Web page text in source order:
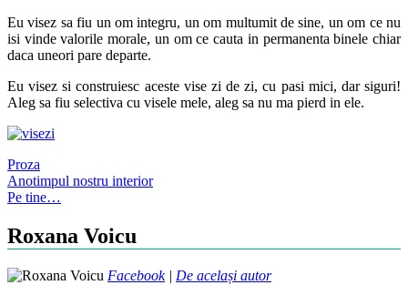
Eu visez sa fiu un om integru, un om multumit de sine, un om ce nu
isi vinde valorile morale, un om ce cauta in permanenta binele chiar
daca uneori pare departe.
Eu visez si construiesc aceste vise zi de zi, cu pasi mici, dar siguri!
Aleg sa fiu selectiva cu visele mele, aleg sa nu ma pierd in ele.
Proza
Post
navigation
Anotimpul nostru interior
Pe tine…
Roxana Voicu
Facebook| De același autor